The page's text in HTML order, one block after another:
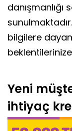
bilgilere
Yeni
ihtiyaç